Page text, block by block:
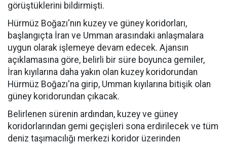
görüştüklerini bildirmişti.
Hürmüz Boğazı'nın kuzey ve güney koridorları,
başlangıçta İran ve Umman arasındaki anlaşmalara
uygun olarak işlemeye devam edecek. Ajansın
açıklamasına göre, belirli bir süre boyunca gemiler,
İran kıyılarına daha yakın olan kuzey koridorundan
Hürmüz Boğazı'na girip, Umman kıyılarına bitişik olan
güney koridorundan çıkacak.
Belirlenen sürenin ardından, kuzey ve güney
koridorlarından gemi geçişleri sona erdirilecek ve tüm
deniz taşımacılığı merkezi koridor üzerinden